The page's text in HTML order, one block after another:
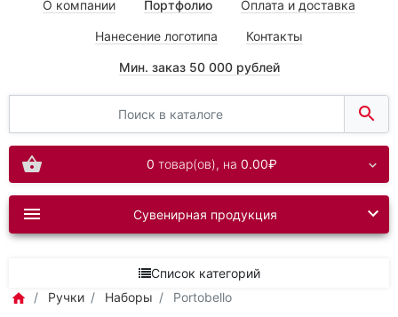
О компании Портфолио Оплата и доставка
Нанесение логотипа Контакты
Мин. заказ 50 000 рублей
0 товар(ов), на 0.00₽
Сувенирная продукция
Список категорий
Ручки
Наборы Portobello